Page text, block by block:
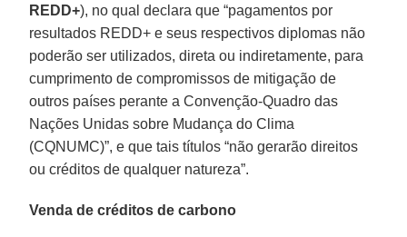
REDD+), no qual declara que “pagamentos por
resultados REDD+ e seus respectivos diplomas não
poderão ser utilizados, direta ou indiretamente, para
cumprimento de compromissos de mitigação de
outros países perante a Convenção-Quadro das
Nações Unidas sobre Mudança do Clima
(CQNUMC)”, e que tais títulos “não gerarão direitos
ou créditos de qualquer natureza”.
Venda de créditos de carbono